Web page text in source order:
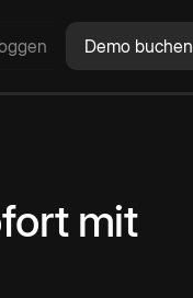
Demo buchen
mit